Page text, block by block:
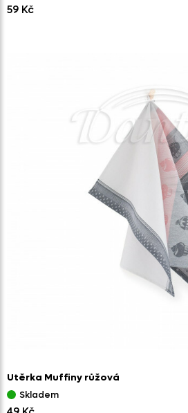
59 Kč
Utěrka Muffiny růžová
Skladem